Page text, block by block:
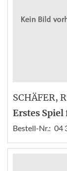
SCHÄFER,
Erstes
Bestell-Nr.: 04